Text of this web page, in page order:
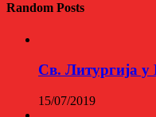
Random Posts
Св. Литургија
15/07/2019